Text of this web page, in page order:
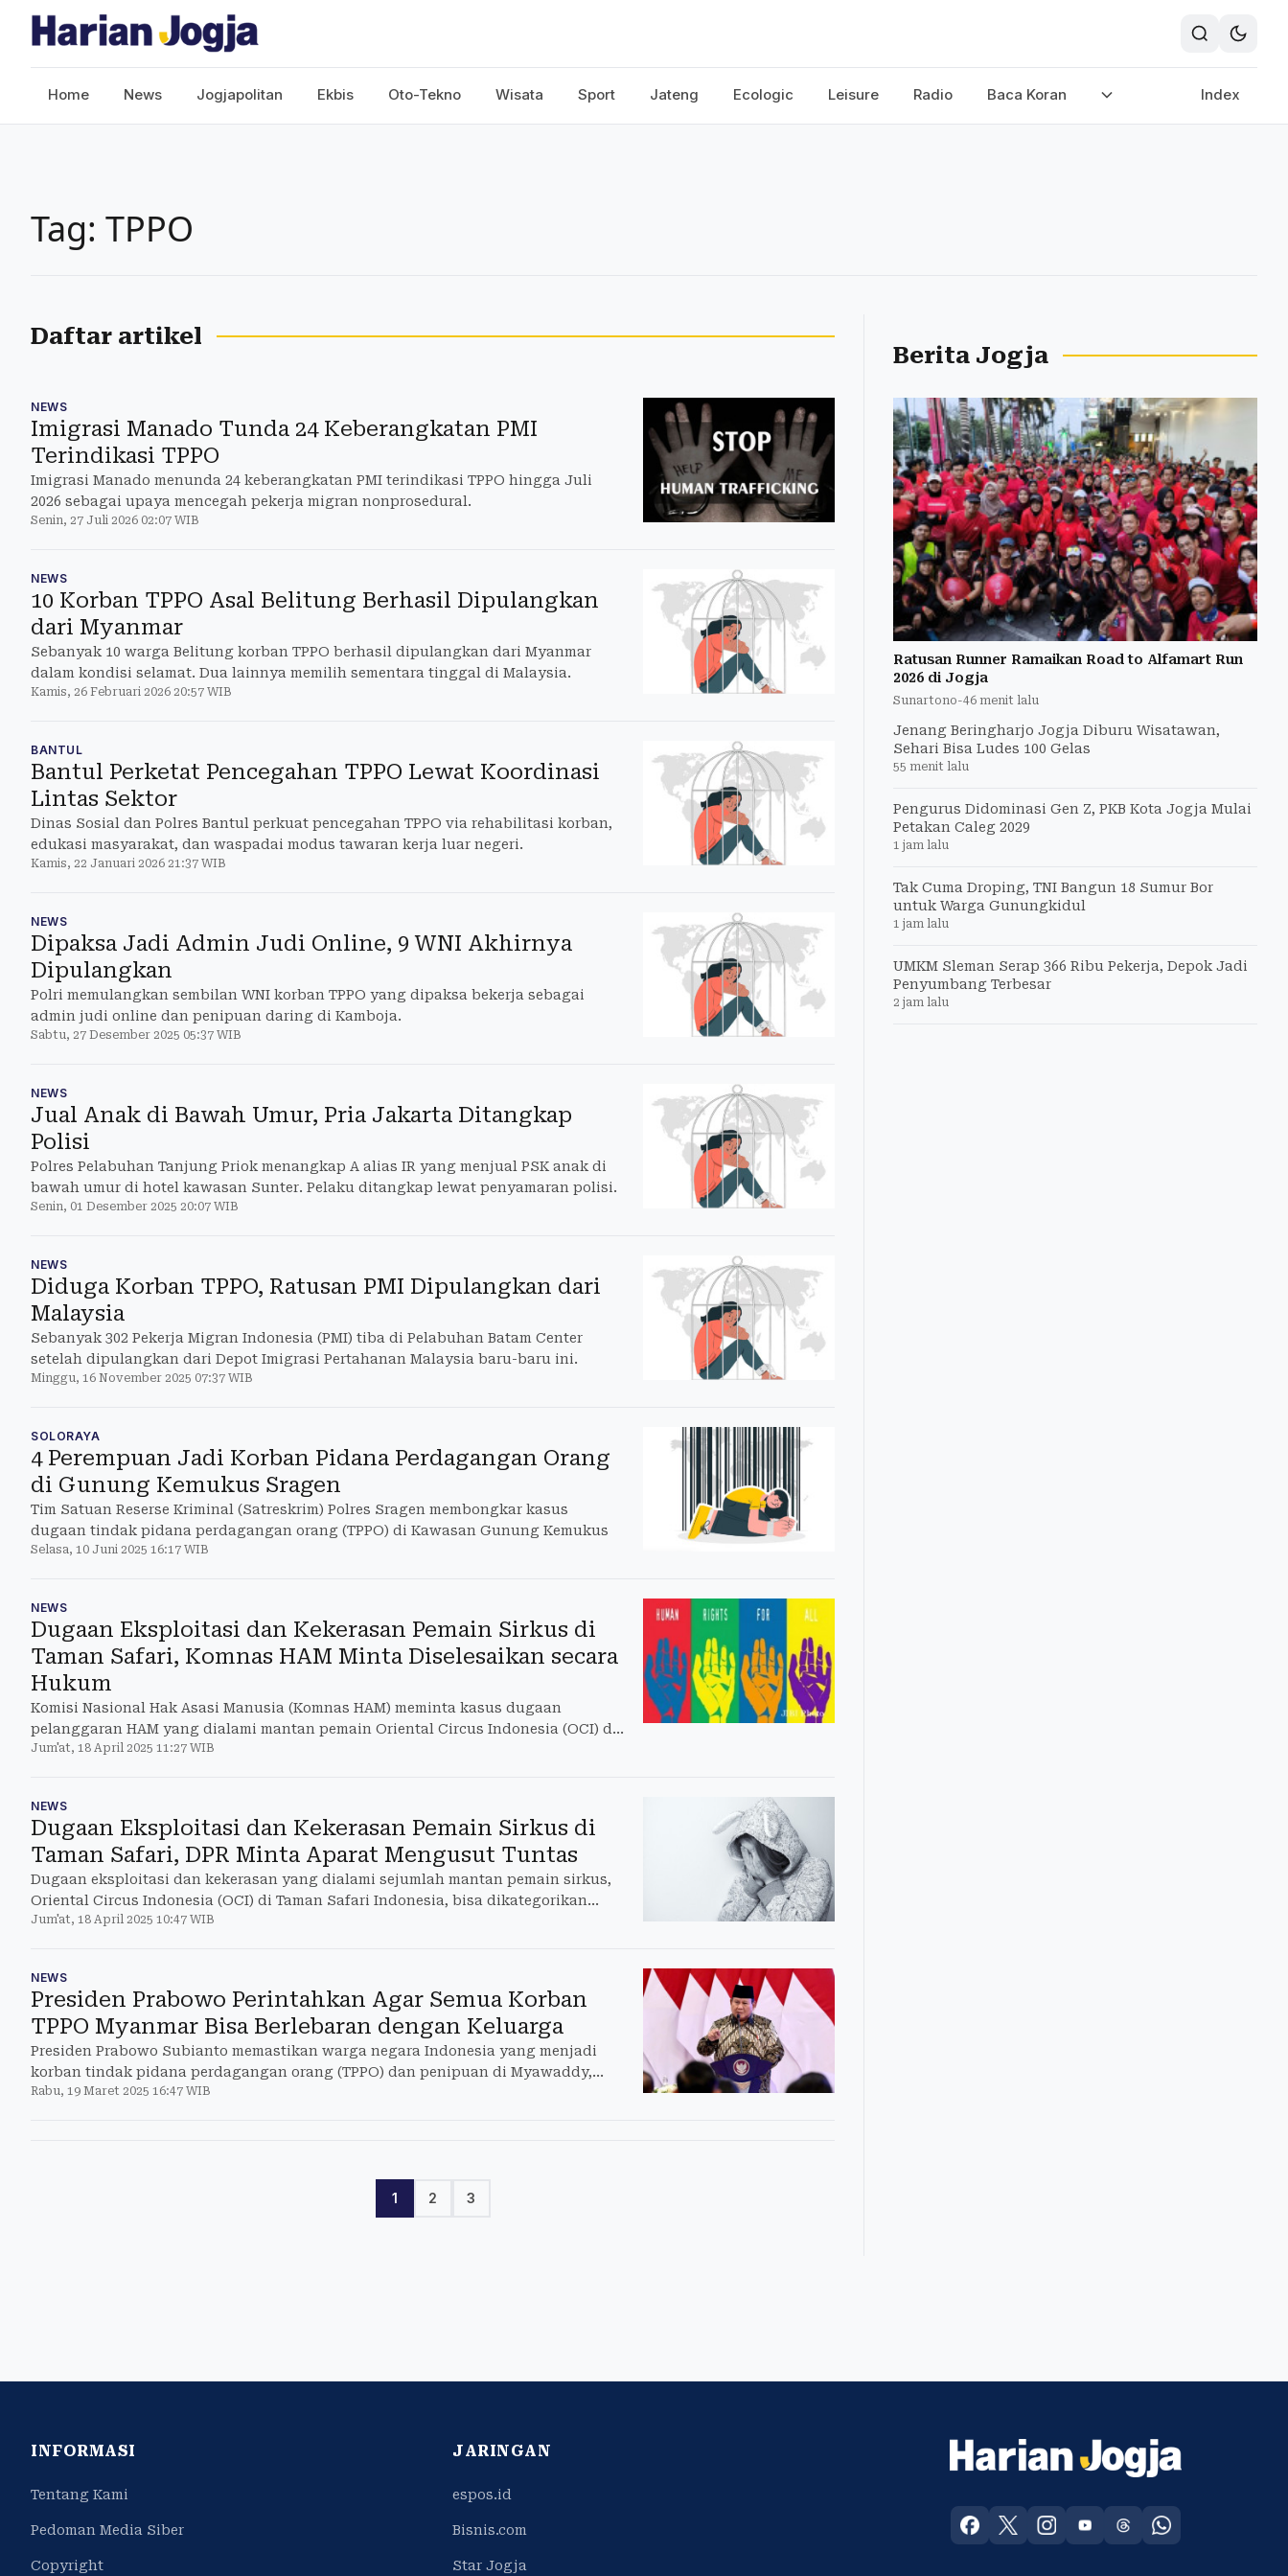
Home News Jogjapolitan Ekbis Oto-Tekno Wisata Sport Jateng Ecologic Leisure Radio Baca Koran Index
Tag: TPPO
Daftar artikel
NEWS
Imigrasi Manado Tunda 24 Keberangkatan PMI
Terindikasi TPPO
Imigrasi Manado menunda 24 keberangkatan PMI terindikasi TPPO hingga Juli
2026 sebagai upaya mencegah pekerja migran nonprosedural.
Senin, 27 Juli 2026 02:07 WIB
NEWS
10 Korban TPPO Asal Belitung Berhasil Dipulangkan
dari Myanmar
Sebanyak 10 warga Belitung korban TPPO berhasil dipulangkan dari Myanmar
dalam kondisi selamat. Dua lainnya memilih sementara tinggal di Malaysia.
Kamis, 26 Februari 2026 20:57 WIB
BANTUL
Bantul Perketat Pencegahan TPPO Lewat Koordinasi
Lintas Sektor
Dinas Sosial dan Polres Bantul perkuat pencegahan TPPO via rehabilitasi korban,
edukasi masyarakat, dan waspadai modus tawaran kerja luar negeri.
Kamis, 22 Januari 2026 21:37 WIB
NEWS
Dipaksa Jadi Admin Judi Online, 9 WNI Akhirnya
Dipulangkan
Polri memulangkan sembilan WNI korban TPPO yang dipaksa bekerja sebagai
admin judi online dan penipuan daring di Kamboja.
Sabtu, 27 Desember 2025 05:37 WIB
NEWS
Jual Anak di Bawah Umur, Pria Jakarta Ditangkap
Polisi
Polres Pelabuhan Tanjung Priok menangkap A alias IR yang menjual PSK anak di
bawah umur di hotel kawasan Sunter. Pelaku ditangkap lewat penyamaran polisi.
Senin, 01 Desember 2025 20:07 WIB
NEWS
Diduga Korban TPPO, Ratusan PMI Dipulangkan dari
Malaysia
Sebanyak 302 Pekerja Migran Indonesia (PMI) tiba di Pelabuhan Batam Center
setelah dipulangkan dari Depot Imigrasi Pertahanan Malaysia baru-baru ini.
Minggu, 16 November 2025 07:37 WIB
SOLORAYA
4 Perempuan Jadi Korban Pidana Perdagangan Orang
di Gunung Kemukus Sragen
Tim Satuan Reserse Kriminal (Satreskrim) Polres Sragen membongkar kasus
dugaan tindak pidana perdagangan orang (TPPO) di Kawasan Gunung Kemukus
Selasa, 10 Juni 2025 16:17 WIB
NEWS
Dugaan Eksploitasi dan Kekerasan Pemain Sirkus di
Taman Safari, Komnas HAM Minta Diselesaikan secara
Hukum
Komisi Nasional Hak Asasi Manusia (Komnas HAM) meminta kasus dugaan
pelanggaran HAM yang dialami mantan pemain Oriental Circus Indonesia (OCI) di
Taman Safari d
Jum'at, 18 April 2025 11:27 WIB
NEWS
Dugaan Eksploitasi dan Kekerasan Pemain Sirkus di
Taman Safari, DPR Minta Aparat Mengusut Tuntas
Dugaan eksploitasi dan kekerasan yang dialami sejumlah mantan pemain sirkus,
Oriental Circus Indonesia (OCI) di Taman Safari Indonesia, bisa dikategorikan
masuk
Jum'at, 18 April 2025 10:47 WIB
NEWS
Presiden Prabowo Perintahkan Agar Semua Korban
TPPO Myanmar Bisa Berlebaran dengan Keluarga
Presiden Prabowo Subianto memastikan warga negara Indonesia yang menjadi
korban tindak pidana perdagangan orang (TPPO) dan penipuan di Myawaddy,
Myanmar dipasti
Rabu, 19 Maret 2025 16:47 WIB
1 2 3
Berita Jogja
Ratusan Runner Ramaikan Road to Alfamart Run
2026 di Jogja
Sunartono-46 menit lalu
Jenang Beringharjo Jogja Diburu Wisatawan,
Sehari Bisa Ludes 100 Gelas
55 menit lalu
Pengurus Didominasi Gen Z, PKB Kota Jogja Mulai
Petakan Caleg 2029
1 jam lalu
Tak Cuma Droping, TNI Bangun 18 Sumur Bor
untuk Warga Gunungkidul
1 jam lalu
UMKM Sleman Serap 366 Ribu Pekerja, Depok Jadi
Penyumbang Terbesar
2 jam lalu
INFORMASI
Tentang Kami
Pedoman Media Siber
Copyright
JARINGAN
espos.id
Bisnis.com
Star Jogja